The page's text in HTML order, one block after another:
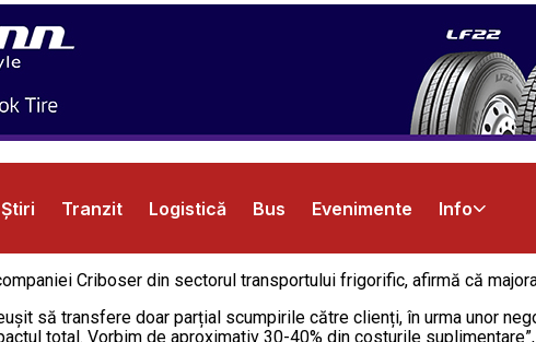
Știri Tranzit Logistică Bus Evenimente Info
Contact
Criboser din sectorul transportului frigorific, afirmă că
să transfere doar parțial scumpirile către clienți, în urma unor
total. Vorbim de aproximativ 30-40% din costurile